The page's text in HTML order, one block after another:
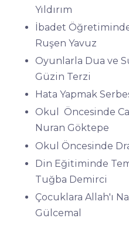
Yıldırım
İbadet
Ruşen Yavuz
Oyunlarla Dua ve
Güzin Terzi
Hata Yapmak
Okul Öncesinde
Nuran Göktepe
Okul Öncesinde
Din Eğitiminde
Tuğba Demirci
Çocuklara Allah'ı
Gülcemal